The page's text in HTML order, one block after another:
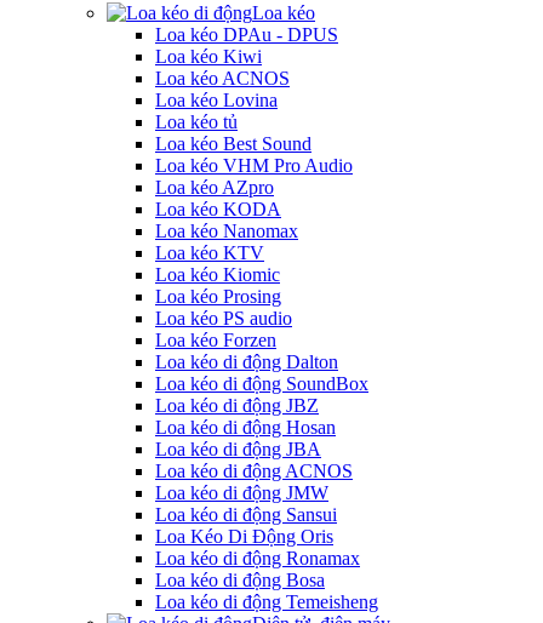
Loa kéo
Loa kéo DPAu - DPUS
Loa kéo Kiwi
Loa kéo ACNOS
Loa kéo Lovina
Loa kéo tủ
Loa kéo Best Sound
Loa kéo VHM Pro Audio
Loa kéo AZpro
Loa kéo KODA
Loa kéo Nanomax
Loa kéo KTV
Loa kéo Kiomic
Loa kéo Prosing
Loa kéo PS audio
Loa kéo Forzen
Loa kéo di động Dalton
Loa kéo di động SoundBox
Loa kéo di động JBZ
Loa kéo di động Hosan
Loa kéo di động JBA
Loa kéo di động ACNOS
Loa kéo di động JMW
Loa kéo di động Sansui
Loa Kéo Di Động Oris
Loa kéo di động Ronamax
Loa kéo di động Bosa
Loa kéo di động Temeisheng